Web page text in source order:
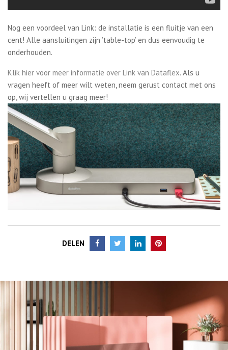
Nog een voordeel van Link: de installatie is een fluitje van een
cent! Alle aansluitingen zijn ’table-top’ en dus eenvoudig te
onderhouden.
Klik hier voor meer informatie over Link van Dataflex. Als u
vragen heeft of meer wilt weten, neem gerust contact met ons
op, wij vertellen u graag meer!
DELEN